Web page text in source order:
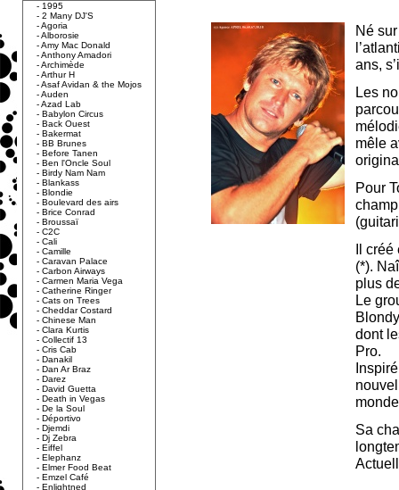
- 1995
- 2 Many DJ'S
-Agoria
-Alborosie
-Amy Mac Donald
-Anthony Amadori
-Archimède
-Arthur H
-Asaf Avidan & the Mojos
-Auden
-Azad Lab
- Babylon Circus
- Back Ouest
- Bakermat
- BB Brunes
- Before Tanen
- Ben l'Oncle Soul
- Birdy Nam Nam
- Blankass
- Blondie
- Boulevard des airs
- Brice Conrad
- Broussaï
- C2C
- Cali
- Camille
- Caravan Palace
- Carbon Airways
- Carmen Maria Vega
- Catherine Ringer
- Cats on Trees
- Cheddar Costard
- Chinese Man
- Clara Kurtis
- Collectif 13
- Cris Cab
- Danakil
- Dan Ar Braz
- Darez
- David Guetta
- Death in Vegas
- De la Soul
- Déportivo
- Djemdi
- Dj Zebra
- Eiffel
- Elephanz
- Elmer Food Beat
- Emzel Café
- Enlightned
Né
ans,
Les
mêle
Pour
Il créé
(*).
plus
Le
dont
Pro.
Sa